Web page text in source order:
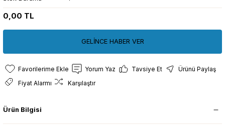
0,00 TL
GELİNCE HABER VER
Yorum Yaz Tavsiye Et
Ürünü Paylaş
Fiyat Alarmı
Karşılaştır
Ürün Bilgisi